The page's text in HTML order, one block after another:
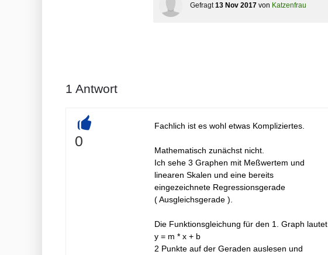
Gefragt 13 Nov 2017 von Katzenfrau
1 Antwort
+
0
Fachlich ist es wohl etwas Kompliziertes.
Mathematisch zunächst nicht.
Ich sehe 3 Graphen mit Meßwertem und
linearen Skalen und eine bereits
eingezeichnete Regressionsgerade
( Ausgleichsgerade ).
Die Funktionsgleichung für den 1. Graph lautet
y = m * x + b
2 Punkte auf der Geraden auslesen und